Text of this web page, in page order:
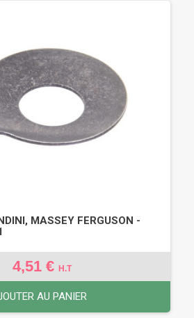
MASSEY FERGUSON -
4,51 € H.T
AU PANIER